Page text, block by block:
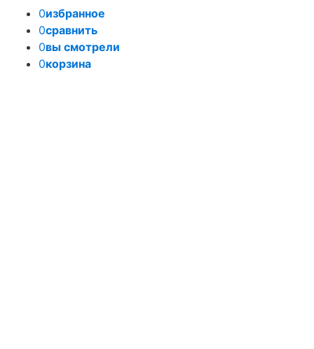
0избранное
0сравнить
0вы смотрели
0корзина